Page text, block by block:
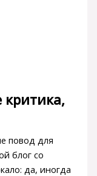
повод для
блог со
да, иногда